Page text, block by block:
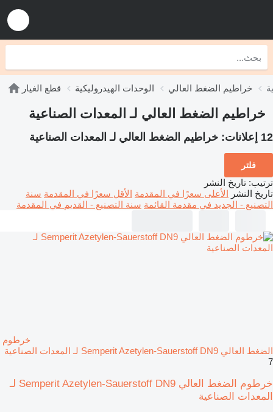
قطع الغيار الوحدات الهيدروليكية خراطيم الضغط العالي
خراطيم الضغط العالي لـ المعدات الصناعية
12 إعلانات: خراطيم الضغط العالي لـ المعدات الصناعية
فلتر
ترتيب: تاريخ النشر
تاريخ النشر الأعلى سعرًا في المقدمة الأقل سعرًا في المقدمة سنة
التصنيع - الجديد في مقدمة القائمة سنة التصنيع - القديم في المقدمة
خرطوم
الضغط العالي Semperit Azetylen-Sauerstoff DN9 لـ المعدات الصناعية
7
خرطوم الضغط العالي Semperit Azetylen-Sauerstoff DN9 لـ
المعدات الصناعية